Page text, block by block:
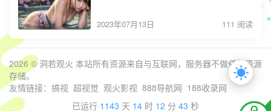
2023年07月13日 111 阅读
2026 ©洞若观火 本站所有资源来自与互联网，服务器不做任何资源
存储。
友情链接： 搞视 超视觉 观火影视 888导航网 188收录网
已运行 1143 天 14 时 12 分 43 秒